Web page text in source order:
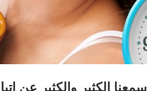
سمعنا الكثير والكثير عن